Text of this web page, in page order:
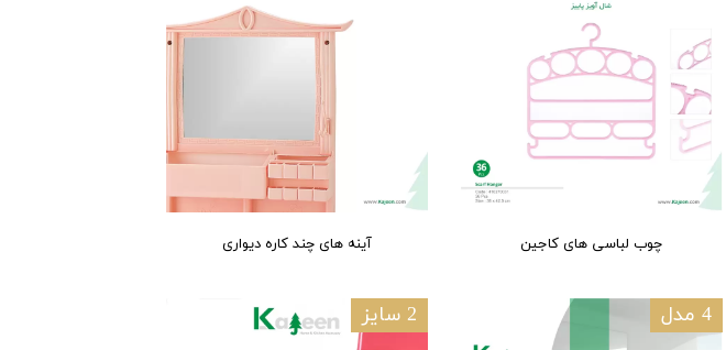
چوب لباسی های کاجین آینه های چند کاره دیواری
4 مدل 2 سایز